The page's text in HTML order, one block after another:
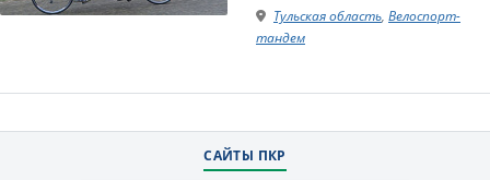
Тульская область, Велоспорт-
тандем
САЙТЫ ПКР